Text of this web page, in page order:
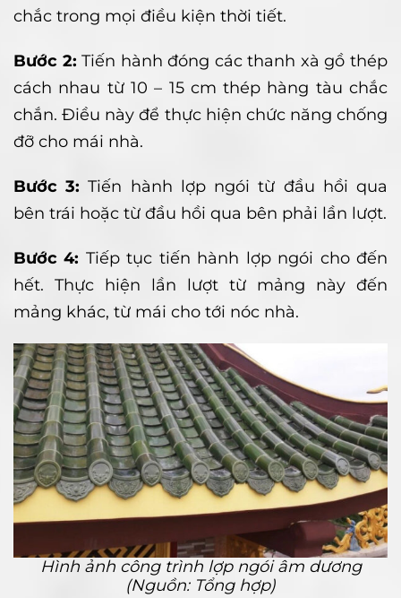
chắc trong mọi điều kiện thời tiết.
Bước 2: Tiến hành đóng các thanh xà gồ thép
cách nhau từ 10 – 15 cm thép hàng tàu chắc
chắn. Điều này để thực hiện chức năng chống
đỡ cho mái nhà.
Bước 3: Tiến hành lợp ngói từ đầu hồi qua
bên trái hoặc từ đầu hồi qua bên phải lần lượt.
Bước 4: Tiếp tục tiến hành lợp ngói cho đến
hết. Thực hiện lần lượt từ mảng này đến
mảng khác, từ mái cho tới nóc nhà.
Hình ảnh công trình lợp ngói âm dương
(Nguồn: Tổng hợp)